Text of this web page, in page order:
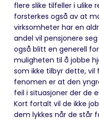
flere slike tilfeller i ulike
forsterkes også av at
virksomheter har en
andel vil pensjonere
også blitt en generell
muligheten til å jobbe
som ikke tilbyr dette,
fenomen er at den
feil i situasjoner der de
Kort fortalt vil de ikke
dem lykkes når de står